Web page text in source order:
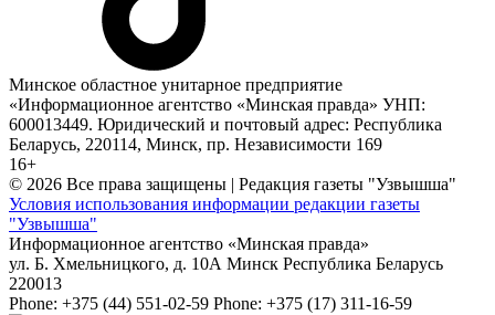
Минское областное унитарное предприятие
«Информационное агентство «Минская правда» УНП:
600013449. Юридический и почтовый адрес: Республика
Беларусь, 220114, Минск, пр. Независимости 169
16+
© 2026 Все права защищены | Редакция газеты "Узвышша"
Условия использования информации редакции газеты
"Узвышша"
Информационное агентство «Минская правда»
ул. Б. Хмельницкого, д. 10А Минск Республика Беларусь
220013
Phone: +375 (44) 551-02-59 Phone: +375 (17) 311-16-59